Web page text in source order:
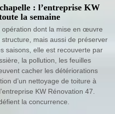
: l’entreprise KW
la semaine
dont la mise en œuvre
structure, mais aussi de préserver
saisons, elle est recouverte par
la pollution, les feuilles
cacher les détériorations
d’un nettoyage de toiture à
KW Rénovation 47.
la concurrence.